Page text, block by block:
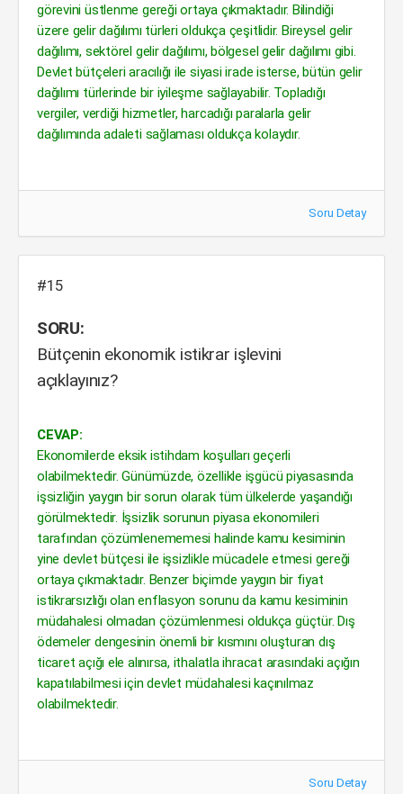
görevini üstlenme gereği ortaya çıkmaktadır. Bilindiği
üzere gelir dağılımı türleri oldukça çeşitlidir. Bireysel gelir
dağılımı, sektörel gelir dağılımı, bölgesel gelir dağılımı gibi.
Devlet bütçeleri aracılığı ile siyasi irade isterse, bütün gelir
dağılımı türlerinde bir iyileşme sağlayabilir. Topladığı
vergiler, verdiği hizmetler, harcadığı paralarla gelir
dağılımında adaleti sağlaması oldukça kolaydır.
Soru Detay
#15
SORU:
Bütçenin ekonomik istikrar işlevini
açıklayınız?
CEVAP:
Ekonomilerde eksik istihdam koşulları geçerli
olabilmektedir. Günümüzde, özellikle işgücü piyasasında
işsizliğin yaygın bir sorun olarak tüm ülkelerde yaşandığı
görülmektedir. İşsizlik sorunun piyasa ekonomileri
tarafından çözümlenememesi halinde kamu kesiminin
yine devlet bütçesi ile işsizlikle mücadele etmesi gereği
ortaya çıkmaktadır. Benzer biçimde yaygın bir fiyat
istikrarsızlığı olan enflasyon sorunu da kamu kesiminin
müdahalesi olmadan çözümlenmesi oldukça güçtür. Dış
ödemeler dengesinin önemli bir kısmını oluşturan dış
ticaret açığı ele alınırsa, ithalatla ihracat arasındaki açığın
kapatılabilmesi için devlet müdahalesi kaçınılmaz
olabilmektedir.
Soru Detay